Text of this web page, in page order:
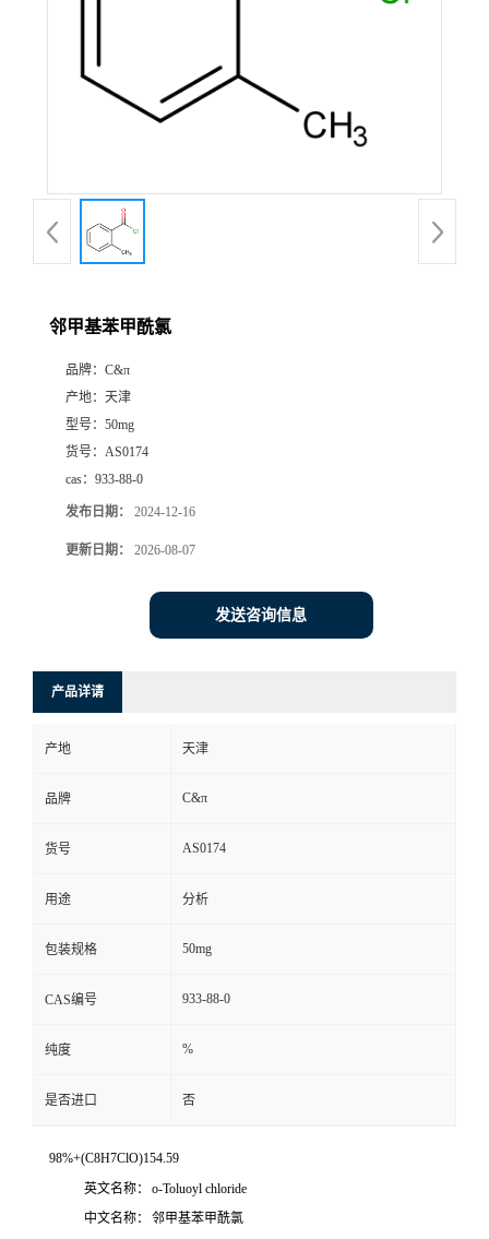
邻甲基苯甲酰氯
品牌： C&π
产地： 天津
型号： 50mg
货号： AS0174
cas： 933-88-0
发布日期： 2024-12-16
更新日期： 2026-08-07
发送咨询信息
产品详请
产地 天津
品牌 C&π
货号 AS0174
用途 分析
包装规格 50mg
CAS编号 933-88-0
纯度 %
是否进口 否
98%+(C8H7ClO)154.59
英文名称：
o-Toluoyl chloride
中文名称：
邻甲基苯甲酰氯